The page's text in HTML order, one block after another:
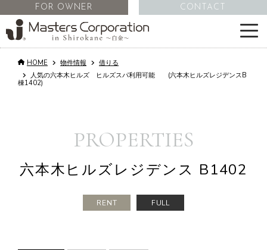
サービス
不動産管理
FOR OWNER CONTACT
HOME 物件情報
借りる
人気の六本木ヒルズ ヒルズスパ利用可能 (六本木ヒルズレジデンスB
棟1402)
PROPERTIES
六本木ヒルズレジデンス B1402
RENT FULL